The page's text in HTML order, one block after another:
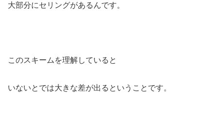
大部分にセリングがあるんです。
このスキームを理解していると
いないとでは大きな差が出るということです。